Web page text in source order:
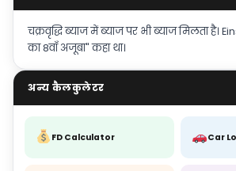
चक्रवृद्धि ब्याज में ब्याज पर भी ब्याज मिलता है।
का 8वाँ अजूबा" कहा था।
अन्य कैलकुलेटर
FD Calculator Car